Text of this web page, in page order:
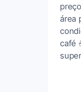
área
café